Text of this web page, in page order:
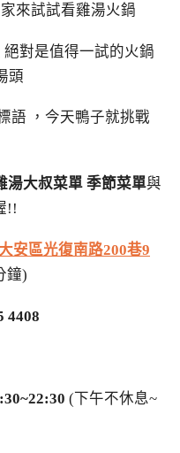
來試試看雞湯火鍋
對是值得一試的火鍋
頭
語 ，今天鴨子就挑戰
湯大叔菜單 季節菜單與
!!
安區光復南路200巷9
鐘)
4408
(下午不休息~